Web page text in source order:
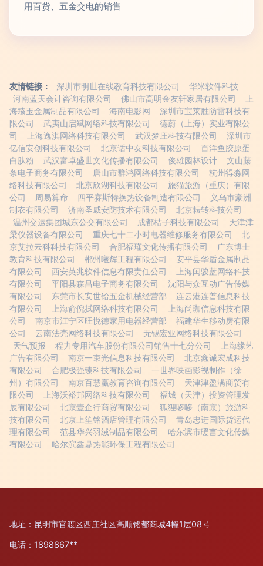
用百货、五金交电的销售
友情链接： 深圳市明世在线教育科技有限公司
华米软件科技
河南蓝天会计咨询有限公司
佛山市高明金友轩家居有限公司
上
海臻玉金属制品有限公司
海南电影网
深圳市宝莱胜防雷科技有
限公司
武夷山启斌网络科技有限公司
德蔚（上海）实业有限公
司
上海逸淇网络科技有限公司 武汉梦庄科技有限公司
深圳市
亿信安创科技有限公司
北京话中友科技有限公司
百洋鱼胶原蛋
白肽粉
武汉富卓盛世文化传播有限公司 俊雄园林设计
文山藤
条电子商务有限公司
唐山市群鸿网络科技有限公司
杭州得淼网
络科技有限公司
北京欣湖科技有限公司
旅猫旅游（重庆）有限
公司
周易算命 四平赛斯特换热设备制造有限公司
义乌市豪洲
制衣有限公司
济南圣威安防技术有限公司
北京耘转科技公司
温州交运集团城东公交有限公司
成都桔子科技有限公司
天津津
梁仪器设备有限公司
重庆七十二小时电器维修服务有限公司
北
京艾拉云科科技有限公司
合肥福瑾文化传播有限公司
广东博士
教育科技有限公司
郴州曦辉工程有限公司
安平县华盾金属制品
有限公司
西安英兆软件信息有限责任公司
上海闰骏蓝网络科技
有限公司
平阳县森昌电子商务有限公司
沈阳与众互动广告传媒
有限公司
东莞市长安世铪五金机械经营部
连云港连普信息科技
有限公司
上海俞倪拭网络科技有限公司
上海尚珈信息科技有限
公司
南京市江宁区旺悦德家用电器经营部
福建华生移动房有限
公司
云南法壳网络科技有限公司
无锡宏亚网络科技有限公司
天气预报
程力专用汽车股份有限公司销售十七分公司
上海缘艺
广告有限公司
南京一束光信息科技有限公司
北京鑫诚宏成科技
有限公司
合肥极强臻科技有限公司
一世界映画影视制作（徐
州）有限公司
南京百慧赢教育咨询有限公司
天津津盈满商贸有
限公司
上海沃裕邦网络科技有限公司
福城（天津）投资管理发
展有限公司
北京壹企行商贸有限公司
狐狸哆哆（南京）旅游科
技有限公司
北京上笙铭酒店管理有限公司
青岛忠进国际货运代
理有限公司
范县华兴羽绒制品有限公司
哈尔滨市暖言文化传媒
有限公司
哈尔滨鑫鼎热能环保工程有限公司
地址：昆明市官渡区西庄社区高顺铭都商城4幢1层08号
电话：1898867**